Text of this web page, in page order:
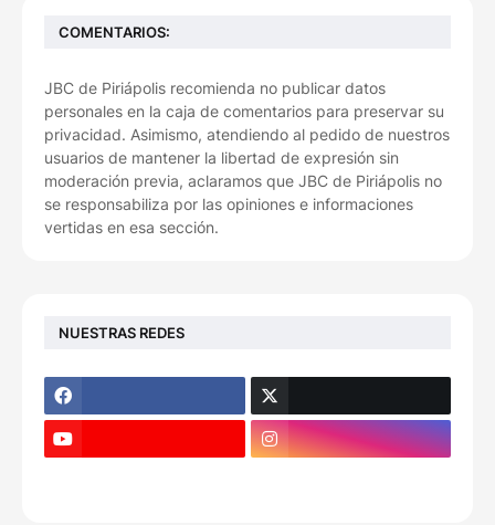
COMENTARIOS:
JBC de Piriápolis recomienda no publicar datos
personales en la caja de comentarios para preservar su
privacidad. Asimismo, atendiendo al pedido de nuestros
usuarios de mantener la libertad de expresión sin
moderación previa, aclaramos que JBC de Piriápolis no
se responsabiliza por las opiniones e informaciones
vertidas en esa sección.
NUESTRAS REDES